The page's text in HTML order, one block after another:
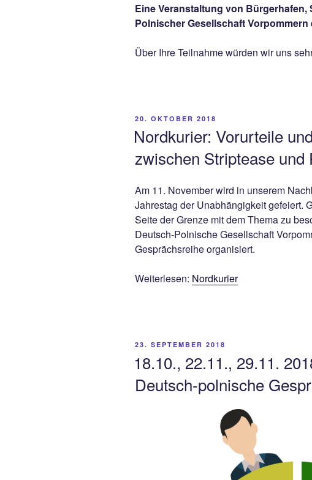
Eine Veranstaltung von
Polnischer Gesellschaft Vorpommern
Über Ihre Teilnahme würden wir uns
VERÖFFENTLICHT
20. OKTOBER 2018
Nordkurier: Vorurteile
zwischen Striptease und
Am 11. November wird in unserem
Jahrestag der Unabhängigkeit gefeiert.
Seite der Grenze mit dem Thema zu
Deutsch-Polnische Gesellschaft
Gesprächsreihe organisiert.
Weiterlesen: Nordkurier
VERÖFFENTLICHT
23. SEPTEMBER 2018
18.10., 22.11., 29.11.
Deutsch-polnische